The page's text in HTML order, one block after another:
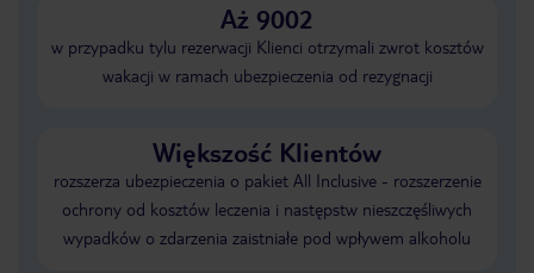
Aż 9002
w przypadku tylu rezerwacji Klienci otrzymali zwrot kosztów
wakacji w ramach ubezpieczenia od rezygnacji
Większość Klientów
rozszerza ubezpieczenia o pakiet All Inclusive - rozszerzenie
ochrony od kosztów leczenia i następstw nieszczęśliwych
wypadków o zdarzenia zaistniałe pod wpływem alkoholu